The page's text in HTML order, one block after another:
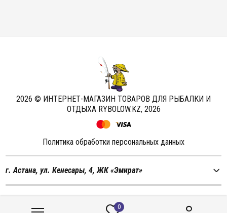
2026 © ИНТЕРНЕТ-МАГАЗИН ТОВАРОВ ДЛЯ РЫБАЛКИ И
ОТДЫХА RYBOLOW.KZ, 2026
Политика обработки персональных данных
г. Астана, ул. Кенесары, 4, ЖК «Эмират»
0